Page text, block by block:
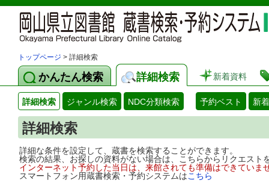
トップページ > 詳細検索
かんたん検索 詳細検索 新着資料
詳細検索 ジャンル検索 NDC分類検索 予約ベスト 新
詳細検索
詳細な条件を設定して、蔵書を検索することができます。
検索の結果、お探しの資料がない場合は、こちらからリクエス
インターネット予約した当日は、来館されても準備はできてい
スマートフォン用蔵書検索・予約システムはこちら